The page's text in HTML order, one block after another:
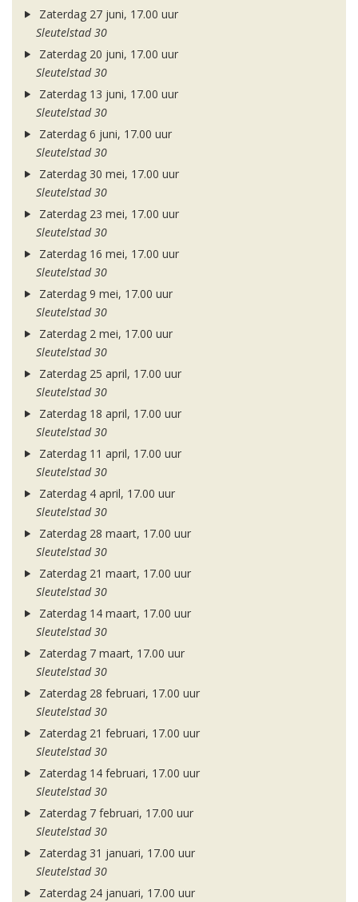
Zaterdag 27 juni, 17.00 uur
Sleutelstad 30
Zaterdag 20 juni, 17.00 uur
Sleutelstad 30
Zaterdag 13 juni, 17.00 uur
Sleutelstad 30
Zaterdag 6 juni, 17.00 uur
Sleutelstad 30
Zaterdag 30 mei, 17.00 uur
Sleutelstad 30
Zaterdag 23 mei, 17.00 uur
Sleutelstad 30
Zaterdag 16 mei, 17.00 uur
Sleutelstad 30
Zaterdag 9 mei, 17.00 uur
Sleutelstad 30
Zaterdag 2 mei, 17.00 uur
Sleutelstad 30
Zaterdag 25 april, 17.00 uur
Sleutelstad 30
Zaterdag 18 april, 17.00 uur
Sleutelstad 30
Zaterdag 11 april, 17.00 uur
Sleutelstad 30
Zaterdag 4 april, 17.00 uur
Sleutelstad 30
Zaterdag 28 maart, 17.00 uur
Sleutelstad 30
Zaterdag 21 maart, 17.00 uur
Sleutelstad 30
Zaterdag 14 maart, 17.00 uur
Sleutelstad 30
Zaterdag 7 maart, 17.00 uur
Sleutelstad 30
Zaterdag 28 februari, 17.00 uur
Sleutelstad 30
Zaterdag 21 februari, 17.00 uur
Sleutelstad 30
Zaterdag 14 februari, 17.00 uur
Sleutelstad 30
Zaterdag 7 februari, 17.00 uur
Sleutelstad 30
Zaterdag 31 januari, 17.00 uur
Sleutelstad 30
Zaterdag 24 januari, 17.00 uur